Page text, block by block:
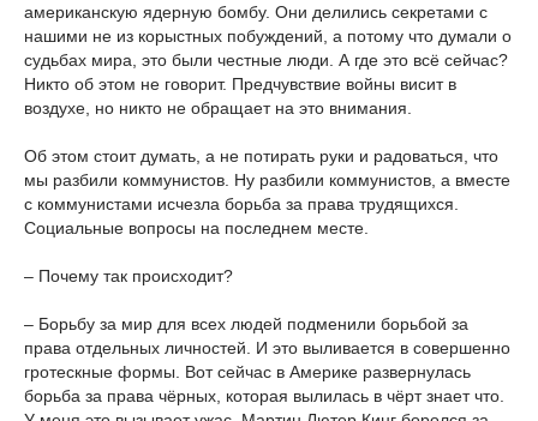
американскую ядерную бомбу. Они делились секретами с
нашими не из корыстных побуждений, а потому что думали о
судьбах мира, это были честные люди. А где это всё сейчас?
Никто об этом не говорит. Предчувствие войны висит в
воздухе, но никто не обращает на это внимания.
Об этом стоит думать, а не потирать руки и радоваться, что
мы разбили коммунистов. Ну разбили коммунистов, а вместе
с коммунистами исчезла борьба за права трудящихся.
Социальные вопросы на последнем месте.
– Почему так происходит?
– Борьбу за мир для всех людей подменили борьбой за
права отдельных личностей. И это выливается в совершенно
гротескные формы. Вот сейчас в Америке развернулась
борьба за права чёрных, которая вылилась в чёрт знает что.